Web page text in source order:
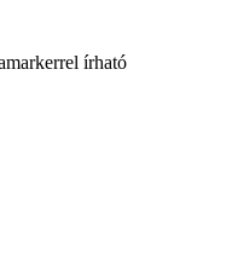
írható